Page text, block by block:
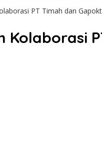
PT Timah dan
Kolaborasi